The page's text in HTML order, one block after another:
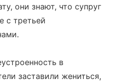
они знают, что супруг
с третьей
в
заставили жениться,